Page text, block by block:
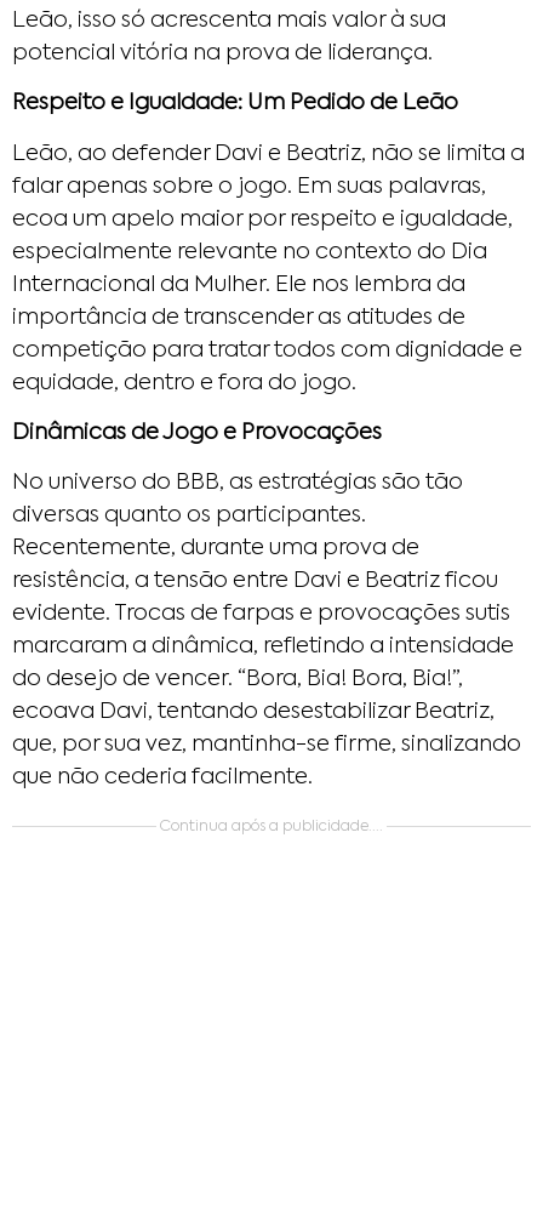
Leão, isso só acrescenta mais valor à sua
potencial vitória na prova de liderança.
Respeito e Igualdade: Um Pedido de Leão
Leão, ao defender Davi e Beatriz, não se limita a
falar apenas sobre o jogo. Em suas palavras,
ecoa um apelo maior por respeito e igualdade,
especialmente relevante no contexto do Dia
Internacional da Mulher. Ele nos lembra da
importância de transcender as atitudes de
competição para tratar todos com dignidade e
equidade, dentro e fora do jogo.
Dinâmicas de Jogo e Provocações
No universo do BBB, as estratégias são tão
diversas quanto os participantes.
Recentemente, durante uma prova de
resistência, a tensão entre Davi e Beatriz ficou
evidente. Trocas de farpas e provocações sutis
marcaram a dinâmica, refletindo a intensidade
do desejo de vencer. “Bora, Bia! Bora, Bia!”,
ecoava Davi, tentando desestabilizar Beatriz,
que, por sua vez, mantinha-se firme, sinalizando
que não cederia facilmente.
Continua após a publicidade....